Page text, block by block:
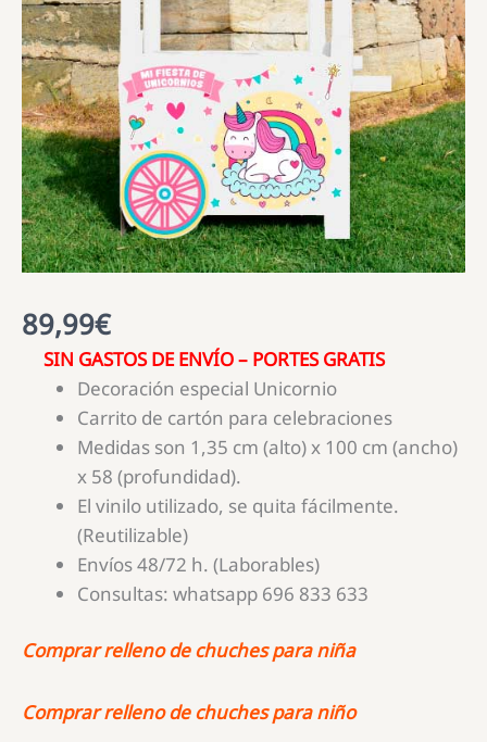
89,99€
SIN GASTOS DE ENVÍO – PORTES GRATIS
Decoración especial Unicornio
Carrito de cartón para celebraciones
Medidas son 1,35 cm (alto) x 100 cm (ancho)
x 58 (profundidad).
El vinilo utilizado, se quita fácilmente.
(Reutilizable)
Envíos 48/72 h. (Laborables)
Consultas: whatsapp 696 833 633
Comprar relleno de chuches para niña
Comprar relleno de chuches para niño